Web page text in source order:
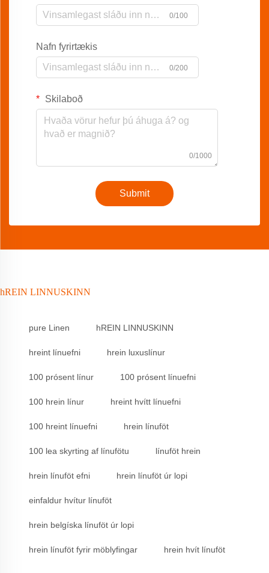
0/100
Nafn fyrirtækis
0/200
Skilaboð
0/1000
Submit
hREIN LINNUSKINN
pure Linen hREIN LINNUSKINN
hreint línuefni hrein luxuslínur
100 prósent línur 100 prósent línuefni
100 hrein línur hreint hvítt línuefni
100 hreint línuefni hrein línuföt
100 lea skyrting af línufötu línuföt hrein
hrein línuföt efni hrein línuföt úr lopi
einfaldur hvítur línuföt
hrein belgíska línuföt úr lopi
hrein línuföt fyrir möblyfingar hrein hvít línuföt